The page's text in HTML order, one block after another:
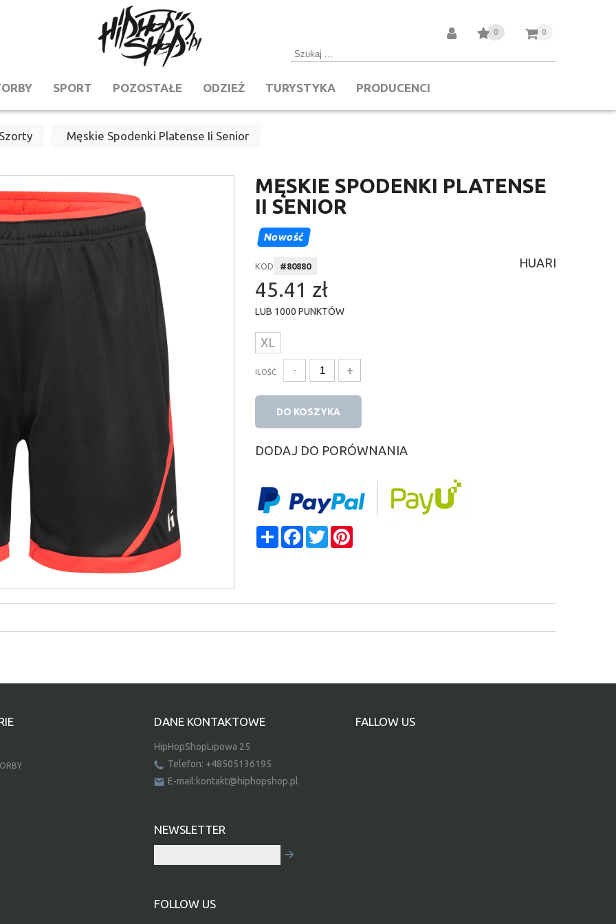
0
0
SPORT POZOSTAŁE ODZIEŻ TURYSTYKA PRODUCENCI
Męskie Spodenki Platense Ii Senior
MĘSKIE SPODENKI PLATENSE
II SENIOR
Nowość
KOD #80880 HUARI
45.41 zł
LUB 1000 PUNKTÓW
XL
ILOŚĆ - +
DO KOSZYKA
DODAJ DO PORÓWNANIA
ShareFacebook
Twitter
DANE KONTAKTOWE
HipHopShopLipowa 25
Telefon: +48505136195
E-mail:kontakt@hiphopshop.pl
NEWSLETTER
FOLLOW US
FALLOW US